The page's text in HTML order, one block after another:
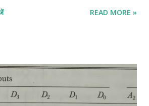
विपरीत, truth table से एक संयोजन सर्किट के
additive के उनके संबंधित आउटपुट दिखाती है।
हैं और C और S CARRY और SUM को दर्शाते हैं।
Full- Adder in hindi:- Full- Adder तीन
READ MORE »